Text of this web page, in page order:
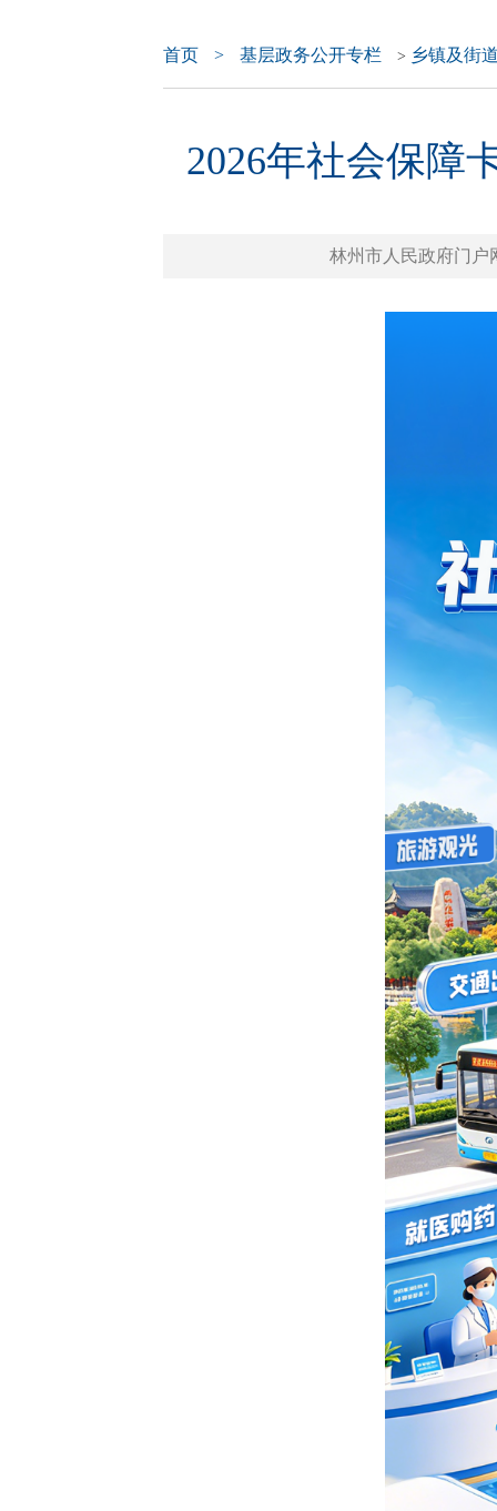
首页 > 基层政务公开专栏 > 乡镇及街
2026年社会保障
林州市人民政府门户